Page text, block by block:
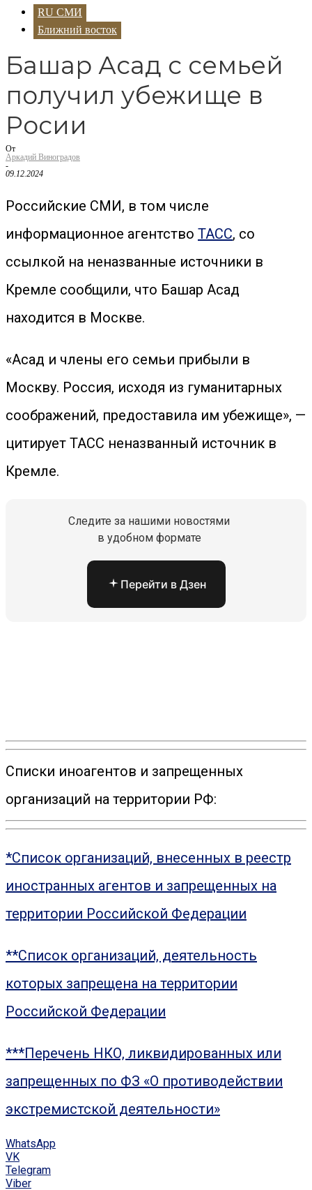
RU СМИ
Ближний восток
Башар Асад с семьей
получил убежище в
Росии
От
Аркадий Виноградов
-
09.12.2024
Российские СМИ, в том числе
информационное агентство ТАСС, со
ссылкой на неназванные источники в
Кремле сообщили, что Башар Асад
находится в Москве.
«Асад и члены его семьи прибыли в
Москву. Россия, исходя из гуманитарных
соображений, предоставила им убежище», —
цитирует ТАСС неназванный источник в
Кремле.
Следите за нашими новостями
в удобном формате
Перейти в Дзен
Списки иноагентов и запрещенных
организаций на территории РФ:
*Список организаций, внесенных в реестр
иностранных агентов и запрещенных на
территории Российской Федерации
**Список организаций, деятельность
которых запрещена на территории
Российской Федерации
***Перечень НКО, ликвидированных или
запрещенных по ФЗ «О противодействии
экстремистской деятельности»
WhatsApp
VK
Telegram
Viber